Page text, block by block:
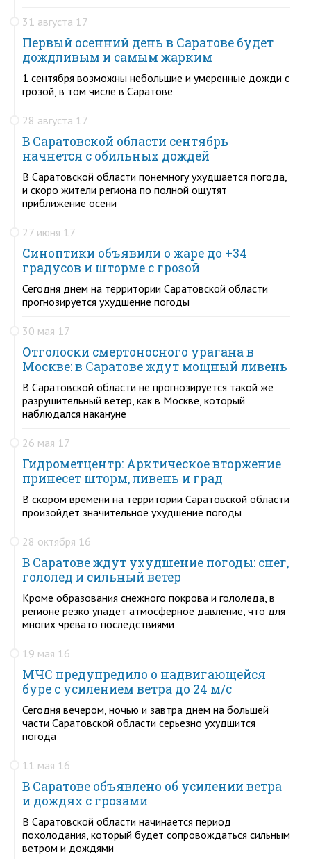
31 августа 17
Первый осенний день в Саратове будет
дождливым и самым жарким
1 сентября возможны небольшие и умеренные дожди с
грозой, в том числе в Саратове
28 августа 17
В Саратовской области сентябрь
начнется с обильных дождей
В Саратовской области понемногу ухудшается погода,
и скоро жители региона по полной ощутят
приближение осени
27 июня 17
Синоптики объявили о жаре до +34
градусов и шторме с грозой
Сегодня днем на территории Саратовской области
прогнозируется ухудшение погоды
30 мая 17
Отголоски смертоносного урагана в
Москве: в Саратове ждут мощный ливень
В Саратовской области не прогнозируется такой же
разрушительный ветер, как в Москве, который
наблюдался накануне
26 мая 17
Гидрометцентр: Арктическое вторжение
принесет шторм, ливень и град
В скором времени на территории Саратовской области
произойдет значительное ухудшение погоды
28 октября 16
В Саратове ждут ухудшение погоды: снег,
гололед и сильный ветер
Кроме образования снежного покрова и гололеда, в
регионе резко упадет атмосферное давление, что для
многих чревато последствиями
19 мая 16
МЧС предупредило о надвигающейся
буре с усилением ветра до 24 м/с
Сегодня вечером, ночью и завтра днем на большей
части Саратовской области серьезно ухудшится
погода
11 мая 16
В Саратове объявлено об усилении ветра
и дождях с грозами
В Саратовской области начинается период
похолодания, который будет сопровождаться сильным
ветром и дождями